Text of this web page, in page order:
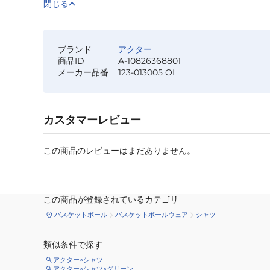
閉じる
ブランド
アクター
商品ID
A-10826368801
メーカー品番
123-013005 OL
カスタマーレビュー
この商品のレビューはまだありません。
この商品が登録されているカテゴリ
バスケットボール バスケットボールウェア シャツ
類似条件で探す
アクター×シャツ